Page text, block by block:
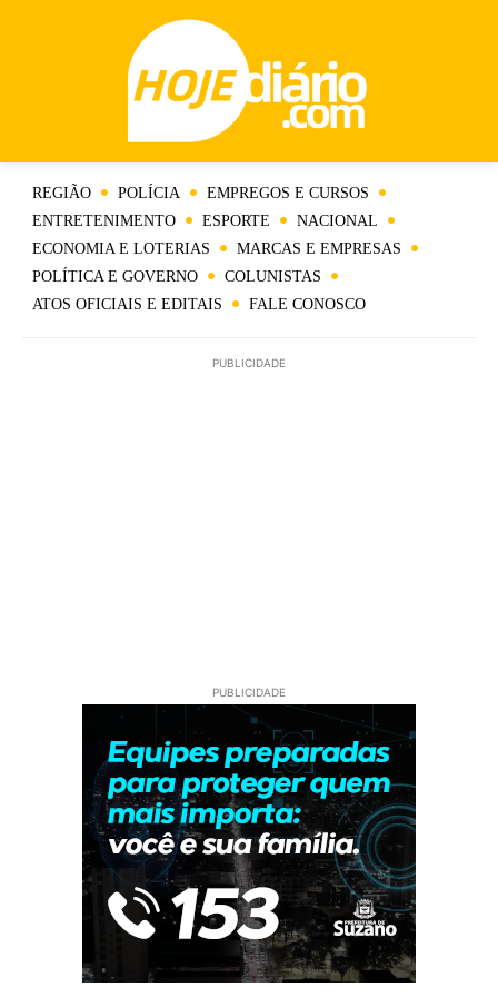
REGIÃO POLÍCIA
EMPREGOS E CURSOS
ENTRETENIMENTO
ESPORTE
NACIONAL
ECONOMIA E LOTERIAS
MARCAS E EMPRESAS
POLÍTICA E GOVERNO
COLUNISTAS
ATOS OFICIAIS E EDITAIS
FALE CONOSCO
PUBLICIDADE
PUBLICIDADE